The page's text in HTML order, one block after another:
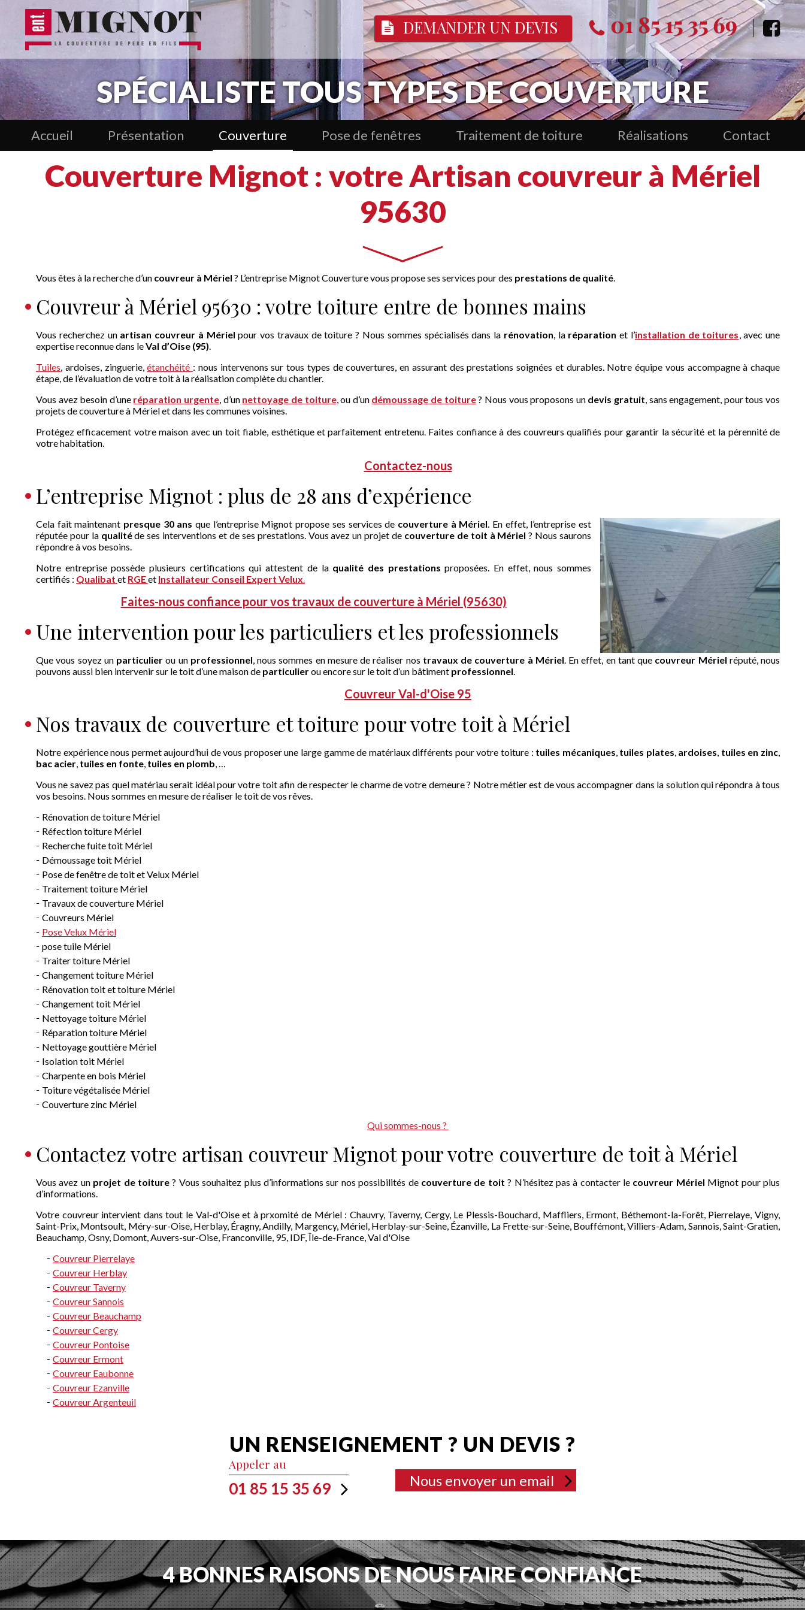
DEMANDER UN DEVIS 01 85 15 35 69
SPÉCIALISTE TOUS TYPES DE COUVERTURE
Accueil Présentation Couverture Pose de fenêtres Traitement de toiture Réalisations Contact
Couverture Mignot : votre Artisan couvreur à Mériel
95630
Vous êtes à la recherche d’un couvreur à Mériel ? L’entreprise Mignot Couverture vous propose ses services pour des prestations de qualité.
Couvreur à Mériel 95630 : votre toiture entre de bonnes mains
Vous recherchez un artisan couvreur à Mériel pour vos travaux de toiture ? Nous sommes spécialisés dans la rénovation, la réparation et l’installation de toitures, avec une
expertise reconnue dans leVal d’Oise (95).
Tuiles, ardoises, zinguerie,étanchéité : nous intervenons sur tous types de couvertures, en assurant des prestations soignées et durables. Notre équipe vous accompagne à chaque
étape, de l’évaluation de votre toit à la réalisation complète du chantier.
Vous avez besoin d’une réparation urgente, d’un nettoyage de toiture, ou d’un démoussage de toiture? Nous vous proposons un devis gratuit, sans engagement, pour tous vos
projets de couverture à Mériel et dans les communes voisines.
Protégez efficacement votre maison avec un toit fiable, esthétique et parfaitement entretenu. Faites confiance à des couvreurs qualifiés pour garantir la sécurité et la pérennité de
votre habitation.
Contactez-nous
L’entreprise Mignot : plus de 28 ans d’expérience
Cela fait maintenant presque 30 ansque l’entreprise Mignot propose ses services de couverture à Mériel. En effet, l’entreprise est
réputée pour la qualitéde ses interventions et de ses prestations. Vous avez un projet de couverture de toit à Mériel ? Nous saurons
répondre à vos besoins.
Notre entreprise possède plusieurs certifications qui attestent de la qualité des prestations proposées. En effet, nous sommes
certifiés : Qualibat et RGEet Installateur Conseil Expert Velux.
Faites-nous confiance pour vos travaux de couverture à Mériel (95630)
Une intervention pour les particuliers et les professionnels
Que vous soyez un particulier ou un professionnel, nous sommes en mesure de réaliser nos travaux de couverture à Mériel. En effet, en tant que couvreur Mériel réputé, nous
pouvons aussi bien intervenir sur le toit d’une maison de particulierou encore sur le toit d’un bâtiment professionnel.
Couvreur Val-d'Oise 95
Nos travaux de couverture et toiture pour votre toit à Mériel
Notre expérience nous permet aujourd’hui de vous proposer une large gamme de matériaux différents pour votre toiture : tuiles mécaniques, tuiles plates, ardoises, tuiles en zinc,
bac acier, tuiles en fonte, tuiles en plomb, …
Vous ne savez pas quel matériau serait idéal pour votre toit afin de respecter le charme de votre demeure ? Notre métier est de vous accompagner dans la solution qui répondra à tous
vos besoins. Nous sommes en mesure de réaliser le toit de vos rêves.
Rénovation de toiture Mériel
Réfection toiture Mériel
Recherche fuite toit Mériel
Démoussage toit Mériel
Pose de fenêtre de toit et Velux Mériel
Traitement toiture Mériel
Travaux de couverture Mériel
Couvreurs Mériel
Pose Velux Mériel
pose tuile Mériel
Traiter toiture Mériel
Changement toiture Mériel
Rénovation toit et toiture Mériel
Changement toit Mériel
Nettoyage toiture Mériel
Réparation toiture Mériel
Nettoyage gouttière Mériel
Isolation toit Mériel
Charpente en bois Mériel
Toiture végétalisée Mériel
Couverture zinc Mériel
Qui sommes-nous ?
Contactez votre artisan couvreur Mignot pour votre couverture de toit à Mériel
Vous avez un projet de toiture? Vous souhaitez plus d’informations sur nos possibilités de couverture de toit ? N’hésitez pas à contacter le couvreur Mériel Mignot pour plus
d’informations.
Votre couvreur intervient dans tout le Val-d'Oise et à prxomité de Mériel : Chauvry, Taverny, Cergy, Le Plessis-Bouchard, Maffliers, Ermont, Béthemont-la-Forêt, Pierrelaye, Vigny,
Saint-Prix, Montsoult, Méry-sur-Oise, Herblay, Éragny, Andilly, Margency, Mériel, Herblay-sur-Seine, Ézanville, La Frette-sur-Seine, Bouffémont, Villiers-Adam, Sannois, Saint-Gratien,
Beauchamp, Osny, Domont, Auvers-sur-Oise, Franconville, 95, IDF, Île-de-France, Val d'Oise
Couvreur Pierrelaye
Couvreur Herblay
Couvreur Taverny
Couvreur Sannois
Couvreur Beauchamp
Couvreur Cergy
Couvreur Pontoise
Couvreur Ermont
Couvreur Eaubonne
Couvreur Ezanville
Couvreur Argenteuil
UN RENSEIGNEMENT ? UN DEVIS ?
Appeler au
01 85 15 35 69 Nous envoyer un email
4 BONNES RAISONS DE NOUS FAIRE CONFIANCE